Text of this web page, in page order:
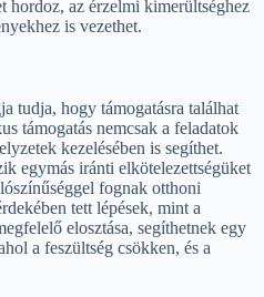
hordoz, az érzelmi kimerültséghez
is vezethet.
tudja, hogy támogatásra találhat
támogatás nemcsak a feladatok
kezelésében is segíthet.
egymás iránti elkötelezettségüket
fognak otthoni
tett lépések, mint a
elosztása, segíthetnek egy
a feszültség csökken, és a